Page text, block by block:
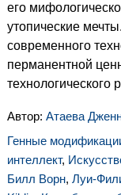
его
утопические
современного
перманентной
технологического
Автор: Атаева
Генные
интеллект,
Билл Ворн, Луи-